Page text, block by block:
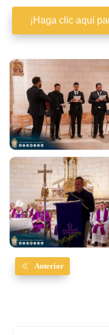
¡Haga clic aquí
Anterior